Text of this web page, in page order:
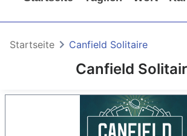
Canfield
Startseite Canfield Solitaire